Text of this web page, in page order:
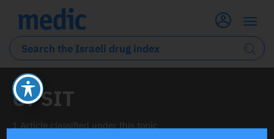
UPSIT
1 Article classified under this topic